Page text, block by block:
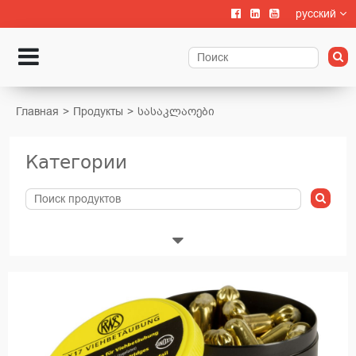
русский
Главная Продукты სასაკლაოები
Категории
Выращивание телят
Содержание крупного рогатого скота